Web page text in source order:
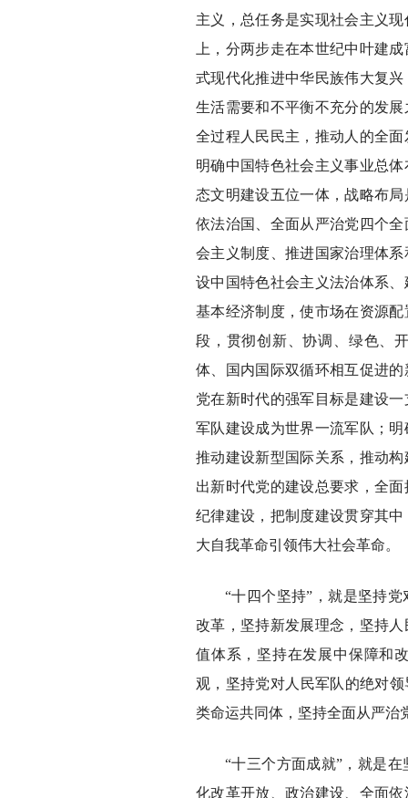
主义，总任务是实现社会主义
上，分两步走在本世纪中叶建
式现代化推进中华民族伟大复
生活需要和不平衡不充分的发
全过程人民民主，推动人的全
明确中国特色社会主义事业总
态文明建设五位一体，战略布
依法治国、全面从严治党四个
会主义制度、推进国家治理体
设中国特色社会主义法治体系
基本经济制度，使市场在资源
段，贯彻创新、协调、绿色、
体、国内国际双循环相互促进
党在新时代的强军目标是建设
军队建设成为世界一流军队；
推动建设新型国际关系，推动
出新时代党的建设总要求，全
纪律建设，把制度建设贯穿其
大自我革命引领伟大社会革命。
“十四个坚持”，就是坚持
改革，坚持新发展理念，坚持
值体系，坚持在发展中保障和
观，坚持党对人民军队的绝对
类命运共同体，坚持全面从严治
“十三个方面成就”，就是
化改革开放、政治建设、全面